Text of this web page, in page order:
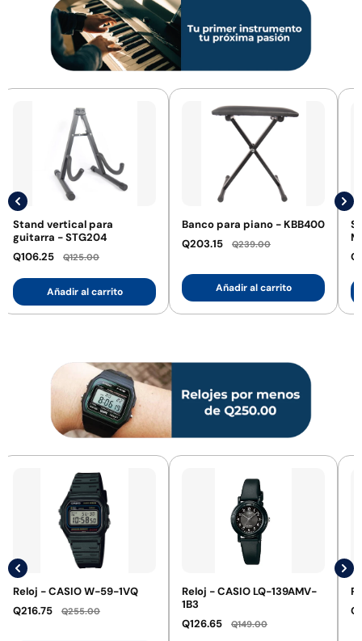
Stand vertical para
guitarra - STG204
Q106.25
Q125.00
Añadir al carrito
Banco para piano - KBB400
Q203.15
Q239.00
Añadir al carrito
Reloj - CASIO W-59-1VQ
Q216.75
Q255.00
Reloj - CASIO LQ-139AMV-
1B3
Q126.65
Q149.00